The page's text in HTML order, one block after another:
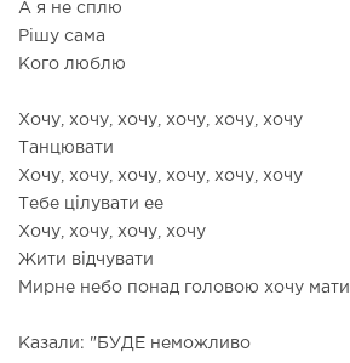
А я не сплю
Рішу сама
Кого люблю
Хочу, хочу, хочу, хочу, хочу, хочу
Танцювати
Хочу, хочу, хочу, хочу, хочу, хочу
Тебе цілувати ее
Хочу, хочу, хочу, хочу
Жити відчувати
Мирне небо понад головою хочу мати
Казали: "БУДЕ неможливо